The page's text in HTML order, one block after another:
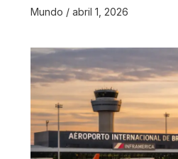
Mundo / abril 1, 2026